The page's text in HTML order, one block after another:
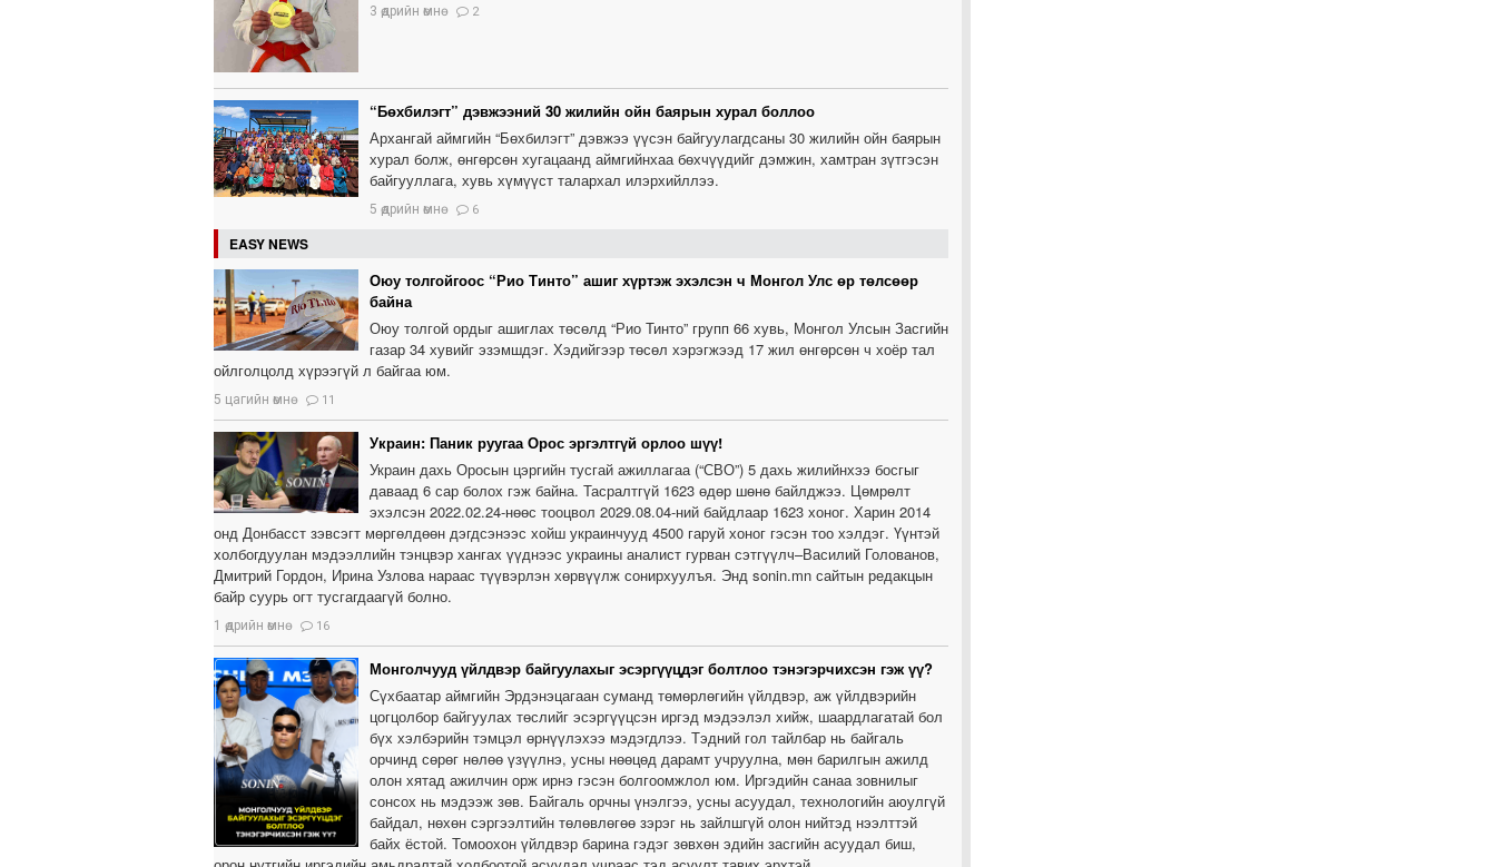
3 өдрийн өмнө 2
“Бөхбилэгт” дэвжээний 30 жилийн ойн баярын хурал боллоо
Архангай аймгийн “Бөхбилэгт” дэвжээ үүсэн байгуулагдсаны 30 жилийн ойн баярын
хурал болж, өнгөрсөн хугацаанд аймгийнхаа бөхчүүдийг дэмжин, хамтран зүтгэсэн
байгууллага, хувь хүмүүст талархал илэрхийллээ.
5 өдрийн өмнө 6
EASY NEWS
Оюу толгойгоос “Рио Тинто” ашиг хүртэж эхэлсэн ч Монгол Улс өр төлсөөр
байна
Оюу толгой ордыг ашиглах төсөлд “Рио Тинто” групп 66 хувь, Монгол Улсын Засгийн
газар 34 хувийг эзэмшдэг. Хэдийгээр төсөл хэрэгжээд 17 жил өнгөрсөн ч хоёр тал
ойлголцолд хүрээгүй л байгаа юм.
5 цагийн өмнө 11
Украин: Паник руугаа Орос эргэлтгүй орлоо шүү!
Украин дахь Оросын цэргийн тусгай ажиллагаа (“СВО”) 5 дахь жилийнхээ босгыг
даваад 6 сар болох гэж байна. Тасралтгүй 1623 өдөр шөнө байлджээ. Цөмрөлт
эхэлсэн 2022.02.24-нөөс тооцвол 2029.08.04-ний байдлаар 1623 хоног. Харин 2014
онд Донбасст зэвсэгт мөргөлдөөн дэгдсэнээс хойш украинчууд 4500 гаруй хоног гэсэн тоо хэлдэг. Үүнтэй
холбогдуулан мэдээллийн тэнцвэр хангах үүднээс украины аналист гурван сэтгүүлч–Василий Голованов,
Дмитрий Гордон, Ирина Узлова нараас түүвэрлэн хөрвүүлж сонирхуулъя. Энд sonin.mn сайтын редакцын
байр суурь огт тусгагдаагүй болно.
1 өдрийн өмнө 16
Монголчууд үйлдвэр байгуулахыг эсэргүүцдэг болтлоо тэнэгэрчихсэн гэж үү?
Сүхбаатар аймгийн Эрдэнэцагаан суманд төмөрлөгийн үйлдвэр, аж үйлдвэрийн
цогцолбор байгуулах төслийг эсэргүүцсэн иргэд мэдээлэл хийж, шаардлагатай бол
бүх хэлбэрийн тэмцэл өрнүүлэхээ мэдэгдлээ. Тэдний гол тайлбар нь байгаль
орчинд сөрөг нөлөө үзүүлнэ, усны нөөцөд дарамт учруулна, мөн барилгын ажилд
олон хятад ажилчин орж ирнэ гэсэн болгоомжлол юм. Иргэдийн санаа зовнилыг
сонсох нь мэдээж зөв. Байгаль орчны үнэлгээ, усны асуудал, технологийн аюулгүй
байдал, нөхөн сэргээлтийн төлөвлөгөө зэрэг нь зайлшгүй олон нийтэд нээлттэй
байх ёстой. Томоохон үйлдвэр барина гэдэг зөвхөн эдийн засгийн асуудал биш,